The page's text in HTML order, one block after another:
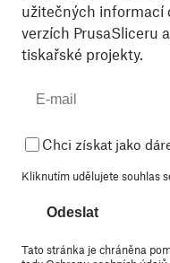
užitečných informací
verzích PrusaSliceru
tiskařské projekty.
Chci získat jako
Kliknutím udělujete souhlas
Odeslat
Tato stránka je chráněna